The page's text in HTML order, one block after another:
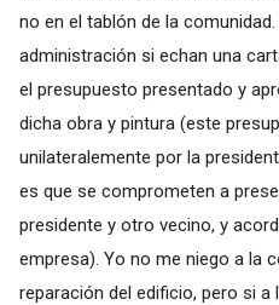
no en el tablón de la
administración si echan una
el presupuesto presentado y
dicha obra y pintura (este
unilateralemente por la
es que se comprometen a
presidente y otro vecino, y
empresa). Yo no me niego a la
reparación del edificio, pero si